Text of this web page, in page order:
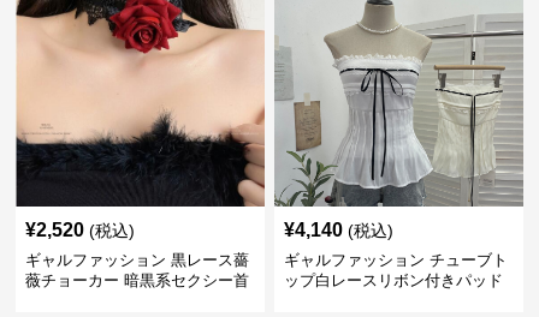
¥2,520 (税込)
ギャルファッション 黒レース薔
薇チョーカー 暗黒系セクシー首
¥4,140 (税込)
ギャルファッション チューブト
ップ白レースリボン付きパッド